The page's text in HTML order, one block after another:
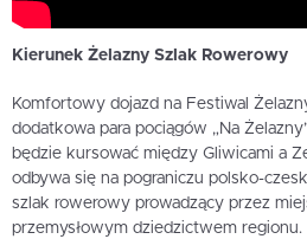
Kierunek Żelazny Szlak Rowerowy
Komfortowy dojazd na Festiwal
dodatkowa para pociągów „Na
będzie kursować między Gliwicami a
odbywa się na pograniczu polsko-
szlak rowerowy prowadzący przez
przemysłowym dziedzictwem regionu.